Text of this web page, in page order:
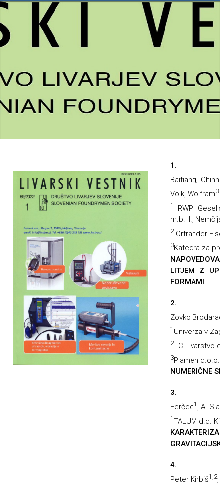
1.
Baitiang,
Volk, Wolfram3
1
RWP.
m.b.H.,
2Ortrander
3Katedra za
LITJEM Z
FORMAMI
2.
Zovko
1 Univerza v
2TC Livarstvo
3Plamen
NUMERIČNE
3.
Ferčec1 , A.
1TALUM d.d.
4.
Peter Kirbiš1,2